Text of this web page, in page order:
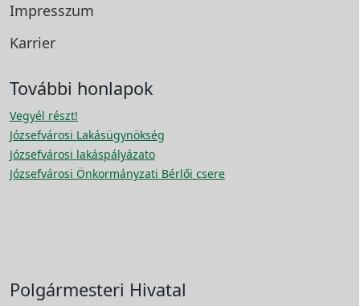
Impresszum
Karrier
További honlapok
Vegyél részt!
Józsefvárosi Lakásügynökség
Józsefvárosi lakáspályázato
Józsefvárosi Önkormányzati Bérlői csere
Polgármesteri Hivatal